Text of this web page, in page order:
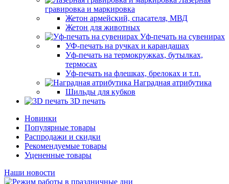
гравировка и маркировка
Жетон армейский, спасателя, МВД
Жетон для животных
Уф-печать на сувенирах
УФ-печать на ручках и карандашах
Уф-печать на термокружках, бутылках,
термосах
Уф-печать на флешках, брелоках и т.п.
Наградная атрибутика
Шильды для кубков
3D печать
Новинки
Популярные товары
Распродажи и скидки
Рекомендуемые товары
Уцененные товары
Наши новости